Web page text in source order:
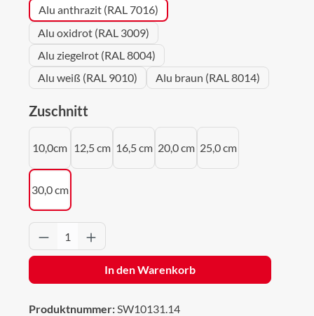
Alu anthrazit (RAL 7016)
Alu oxidrot (RAL 3009)
Alu ziegelrot (RAL 8004)
Alu weiß (RAL 9010)
Alu braun (RAL 8014)
Zuschnitt
10,0cm 12,5 cm 16,5 cm 20,0 cm 25,0 cm
30,0 cm
Produkt Anzahl: Gib den gewünschten
In den Warenkorb
Produktnummer:SW10131.14